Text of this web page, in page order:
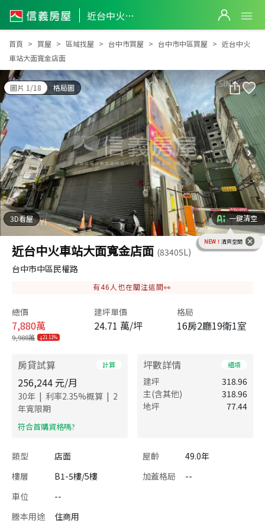
近台中火車站大面寬金店面
近台中火車站大面寬金店面
首頁 買屋 區域找屋 台中市買屋 台中市中區買屋
近台中火
車站大面寬金店面
圖片 1/18 格局圖
3D看屋 一鍵清空
NEW！ 清爽空間
近台中火車站大面寬金店面 (83405L)
台中市中區民權路
有46 人也在關注這間👀
總價
7,880萬
9,988萬 21.11%
建坪單價
24.71 萬/坪
格局
16房2廳19衛1室
房貸試算 計算
256,244 元/月
30年 | 利率2.35%概算 | 2
年寬限期
​符合首購資格嗎?
坪數詳情 細項
建坪
318.96
主(含其他)
318.96
地坪
77.44
類型 店面 屋齡
49.0年
樓層
B1-5樓/5樓 加蓋格局
--
車位
--
謄本用途
住商用